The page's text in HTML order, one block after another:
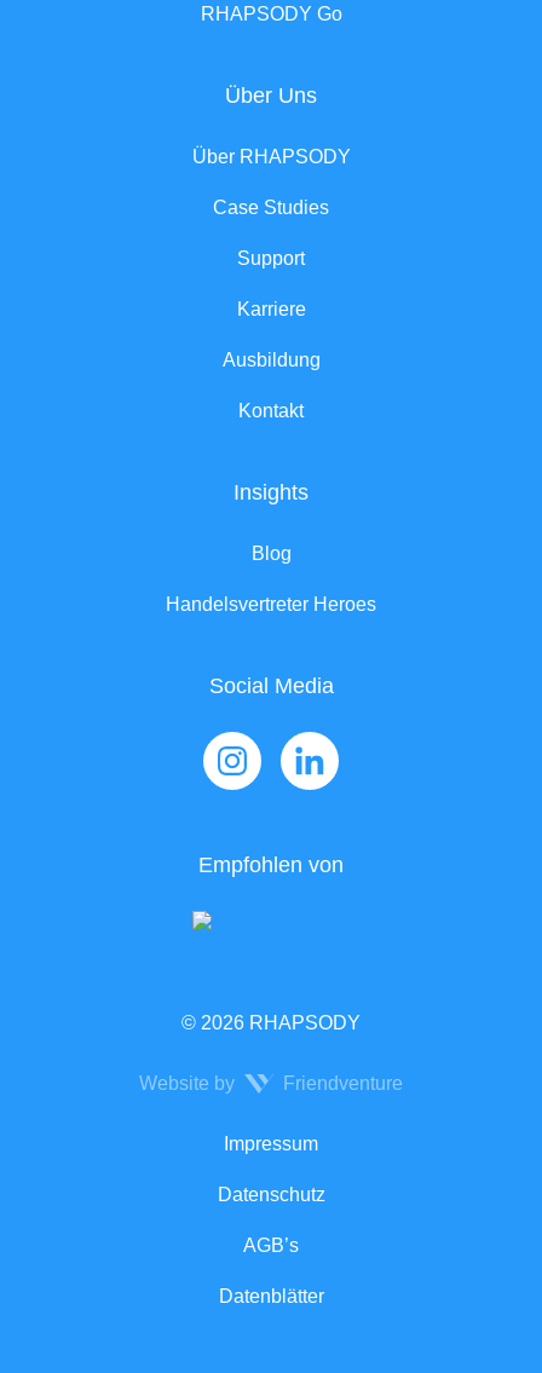
RHAPSODY Go
Über Uns
Über RHAPSODY
Case Studies
Support
Karriere
Ausbildung
Kontakt
Insights
Blog
Handelsvertreter Heroes
Social Media
Empfohlen von
© 2026 RHAPSODY
Website by Friendventure
Impressum
Datenschutz
AGB’s
Datenblätter